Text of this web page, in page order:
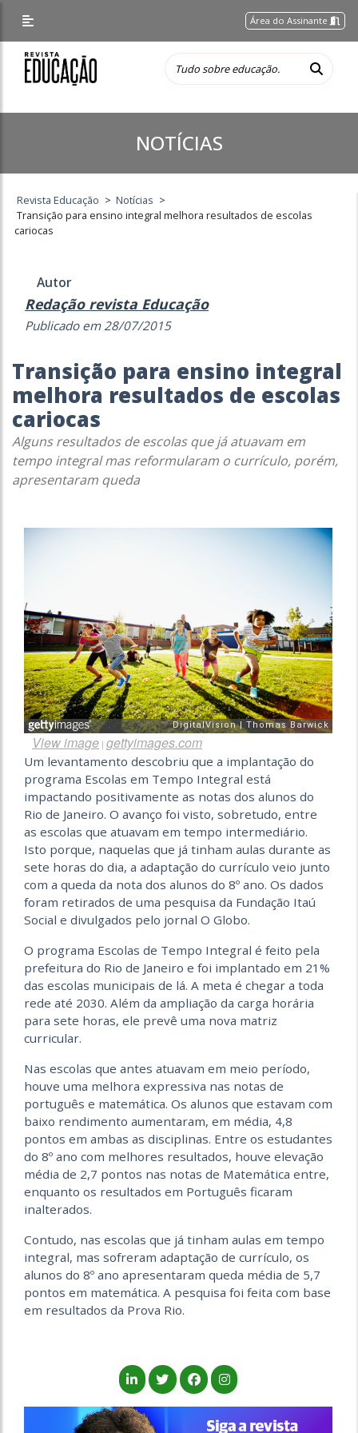
Área do Assinante
NOTÍCIAS
Revista Educação > Notícias >
Transição para ensino integral melhora resultados de escolas
cariocas
Autor
Redação revista Educação
Publicado em 28/07/2015
Transição para ensino integral
melhora resultados de escolas
cariocas
Alguns resultados de escolas que já atuavam em
tempo integral mas reformularam o currículo, porém,
apresentaram queda
View image | gettyimages.com
Um levantamento descobriu que a implantação do
programa Escolas em Tempo Integral está
impactando positivamente as notas dos alunos do
Rio de Janeiro. O avanço foi visto, sobretudo, entre
as escolas que atuavam em tempo intermediário.
Isto porque, naquelas que já tinham aulas durante as
sete horas do dia, a adaptação do currículo veio junto
com a queda da nota dos alunos do 8º ano. Os dados
foram retirados de uma pesquisa da Fundação Itaú
Social e divulgados pelo jornal O Globo.
O programa Escolas de Tempo Integral é feito pela
prefeitura do Rio de Janeiro e foi implantado em 21%
das escolas municipais de lá. A meta é chegar a toda
rede até 2030. Além da ampliação da carga horária
para sete horas, ele prevê uma nova matriz
curricular.
Nas escolas que antes atuavam em meio período,
houve uma melhora expressiva nas notas de
português e matemática. Os alunos que estavam com
baixo rendimento aumentaram, em média, 4,8
pontos em ambas as disciplinas. Entre os estudantes
do 8º ano com melhores resultados, houve elevação
média de 2,7 pontos nas notas de Matemática entre,
enquanto os resultados em Português ficaram
inalterados.
Contudo, nas escolas que já tinham aulas em tempo
integral, mas sofreram adaptação de currículo, os
alunos do 8º ano apresentaram queda média de 5,7
pontos em matemática. A pesquisa foi feita com base
em resultados da Prova Rio.